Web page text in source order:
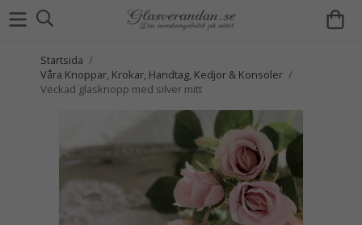
Startsida /
Våra Knoppar, Krokar, Handtag, Kedjor & Konsoler /
Veckad glasknopp med silver mitt